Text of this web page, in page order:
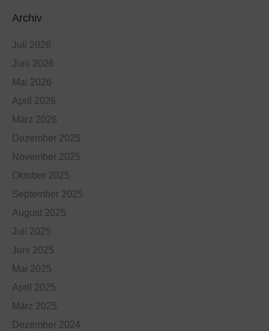
Archiv
Juli 2026
Juni 2026
Mai 2026
April 2026
März 2026
Dezember 2025
November 2025
Oktober 2025
September 2025
August 2025
Juli 2025
Juni 2025
Mai 2025
April 2025
März 2025
Dezember 2024